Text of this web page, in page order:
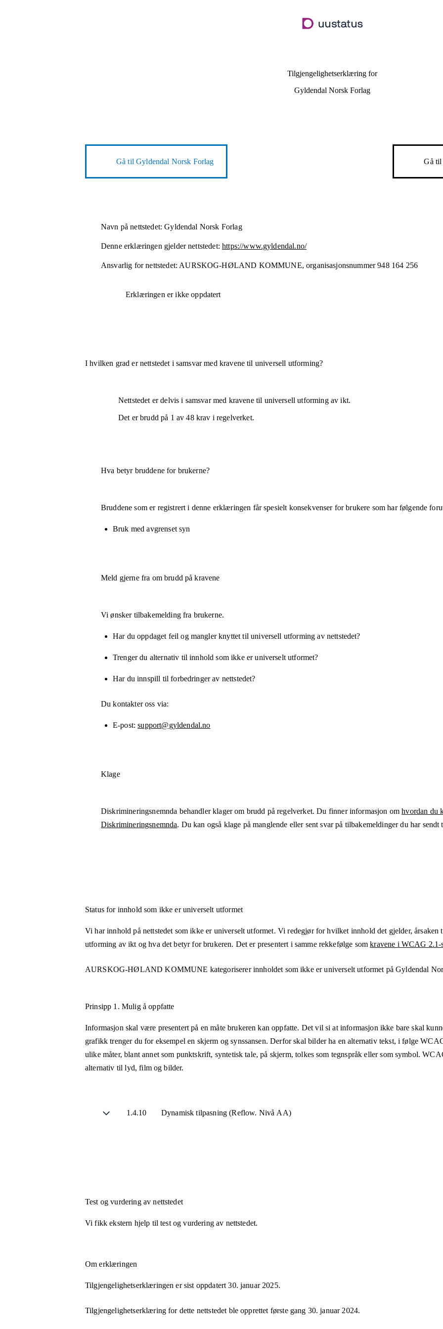
hovedinnhold
Tilgjengelighetserklæring for
Gyldendal Norsk Forlag
Gå tilGyldendal Norsk Forlag Gå til
Navn på nettstedet: Gyldendal Norsk Forlag
Denne erklæringen gjelder nettstedet: https://www.gyldendal.no/
Ansvarlig for nettstedet: AURSKOG-HØLAND KOMMUNE,organisasjonsnummer 948 164 256
Erklæringen er ikke oppdatert
I hvilken grad er nettstedet i samsvar med kravene til universell utforming?
Nettstedet erdelvis i samsvarmed kravene til universell utforming av ikt.
Det er brudd på 1 av48krav i regelverket.
Hva betyr bruddene for brukerne?
Bruddene som er registrert i denne erklæringen får spesielt konsekvenser for brukere som har følgende
Bruk med avgrenset syn
Meld gjerne fra om brudd på kravene
Vi ønsker tilbakemelding fra brukerne.
Har du oppdaget feil og mangler knyttet til universell utforming av nettstedet?
Trenger du alternativ til innhold som ikke er universelt utformet?
Har du innspill til forbedringer av nettstedet?
Du kontakter oss via:
E-post support@gyldendal.no
Klage
Diskrimineringsnemnda behandler klager om brudd på regelverket. Du finner informasjon omhvordan du
Diskrimineringsnemnda. Du kan også klage på manglende eller sent svar på tilbakemeldinger du har sendt
Status for innhold som ikke er universelt utformet
Vi har innhold på nettstedet som ikke er universelt utformet. Vi redegjør for hvilket innhold det gjelder,
utforming av ikt og hva det betyr for brukeren. Det er presentert i samme rekkefølge somkravene i WCAG 2.1-
AURSKOG-HØLAND KOMMUNE kategoriserer innholdet som ikke er universelt utformet påGyldendal
Prinsipp 1. Mulig å oppfatte
Informasjon skal være presentert på en måte brukeren kan oppfatte. Det vil si at informasjon ikke bare skal
grafikk trenger du for eksempel en skjerm og synssansen. Derfor skal bilder ha en alternativ tekst, i følge
ulike måter, blant annet som punktskrift, syntetisk tale, på skjerm, tolkes som tegnspråk eller som symbol.
alternativ til lyd, film og bilder.
1.4.10 Dynamisk tilpasning (Reflow. Nivå AA)
Test og vurdering av nettstedet
Vi fikk ekstern hjelp til test og vurdering av nettstedet.
Om erklæringen
Tilgjengelighetserklæringen er sist oppdatert30. januar 2025.
Tilgjengelighetserklæring for dette nettstedet ble opprettet første gang 30. januar 2024.